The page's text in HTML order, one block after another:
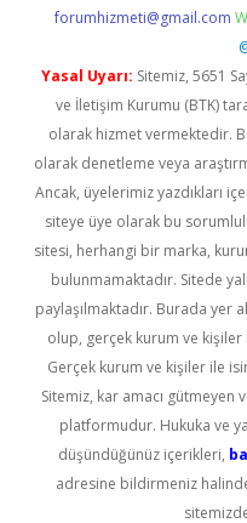
forumhizmeti@gmail.com
Yasal Uyarı: Sitemiz, 5651
ve İletişim Kurumu (BTK)
olarak hizmet vermektedir.
olarak denetleme veya
Ancak, üyelerimiz yazdıkları
siteye üye olarak bu
sitesi, herhangi bir marka,
bulunmamaktadır. Sitede
paylaşılmaktadır. Burada yer
olup, gerçek kurum ve kişiler
Gerçek kurum ve kişiler ile
Sitemiz, kar amacı gütmeyen
platformudur. Hukuka ve
düşündüğünüz içerikleri,
adresine bildirmeniz